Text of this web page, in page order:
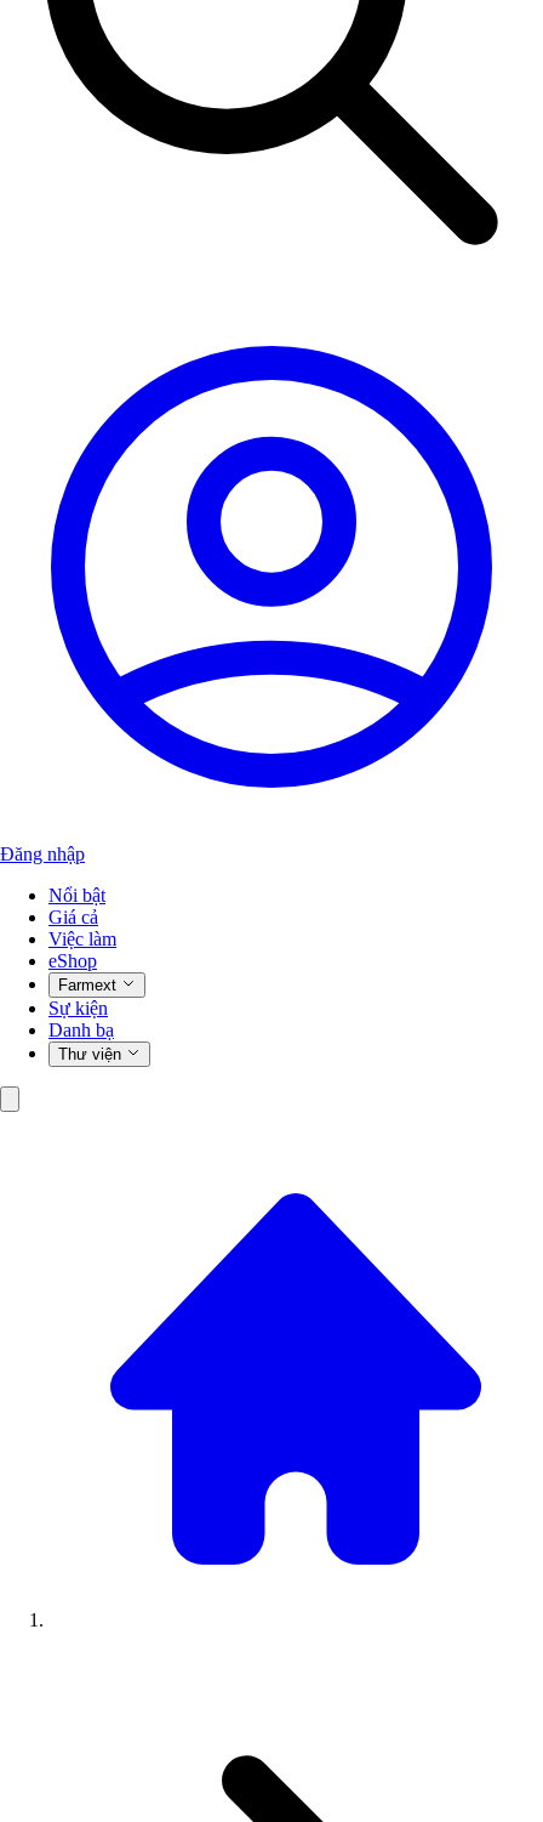
Đăng nhập
Nổi bật
Giá cả
Việc làm
eShop
Farmext
Sự kiện
Danh bạ
Thư viện